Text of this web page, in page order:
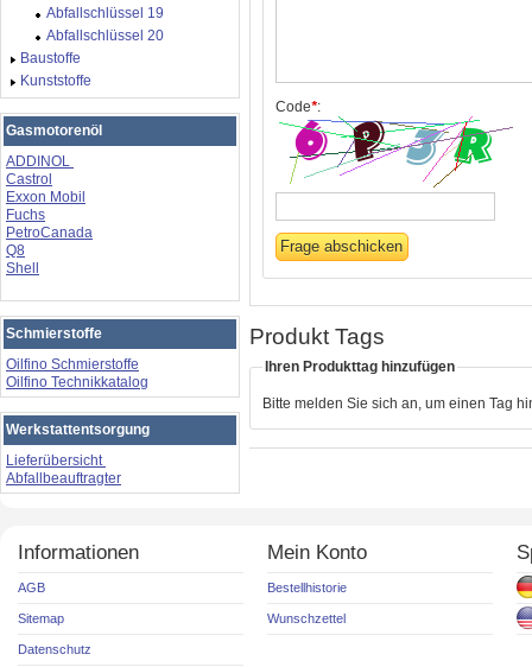
Code*:
Produkt Tags
Ihren Produkttag hinzufügen
Bitte melden Sie sich an, um einen Tag
Abfallschlüssel 19
Abfallschlüssel 20
Baustoffe
Kunststoffe
Gasmotorenöl
ADDINOL
Castrol
Exxon Mobil
Fuchs
PetroCanada
Q8
Shell
Schmierstoffe
Oilfino Schmierstoffe
Oilfino Technikkatalog
Werkstattentsorgung
Lieferübersicht
Abfallbeauftragter
Informationen
AGB
Sitemap
Datenschutz
Mein Konto
Bestellhistorie
Wunschzettel